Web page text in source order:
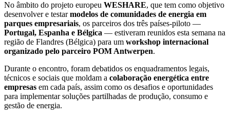
No âmbito do projeto europeu WESHARE, que tem como objetivo
desenvolver e testarmodelos de comunidades de energia em
parques empresariais, os parceiros dos três países-piloto —
Portugal, Espanha e Bélgica — estiveram reunidos esta semana na
região de Flandres (Bélgica) para um workshop internacional
organizado pelo parceiro POM Antwerpen.
Durante o encontro, foram debatidos os enquadramentos legais,
técnicos e sociais que moldam a colaboração energética entre
empresas em cada país, assim como os desafios e oportunidades
para implementar soluções partilhadas de produção, consumo e
gestão de energia.